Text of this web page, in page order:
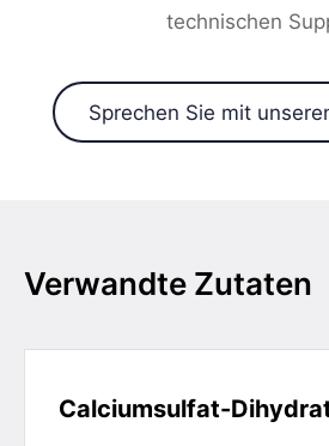
technischen
Sprechen Sie mit
Verwandte Zutaten
Calciumsulfat-